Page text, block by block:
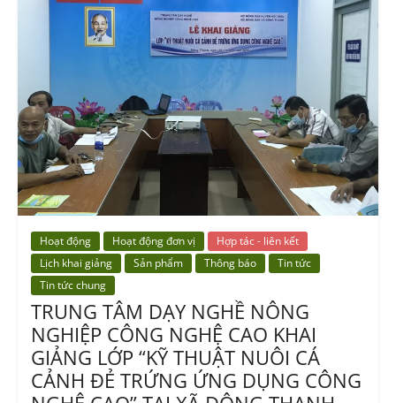
Hoạt động Hoạt động đơn vị
Hợp tác - liên kết
Lịch khai giảng
Sản phẩm Thông báo
Tin tức
Tin tức chung
TRUNG TÂM DẠY NGHỀ NÔNG
NGHIỆP CÔNG NGHỆ CAO KHAI
GIẢNG LỚP “KỸ THUẬT NUÔI CÁ
CẢNH ĐẺ TRỨNG ỨNG DỤNG CÔNG